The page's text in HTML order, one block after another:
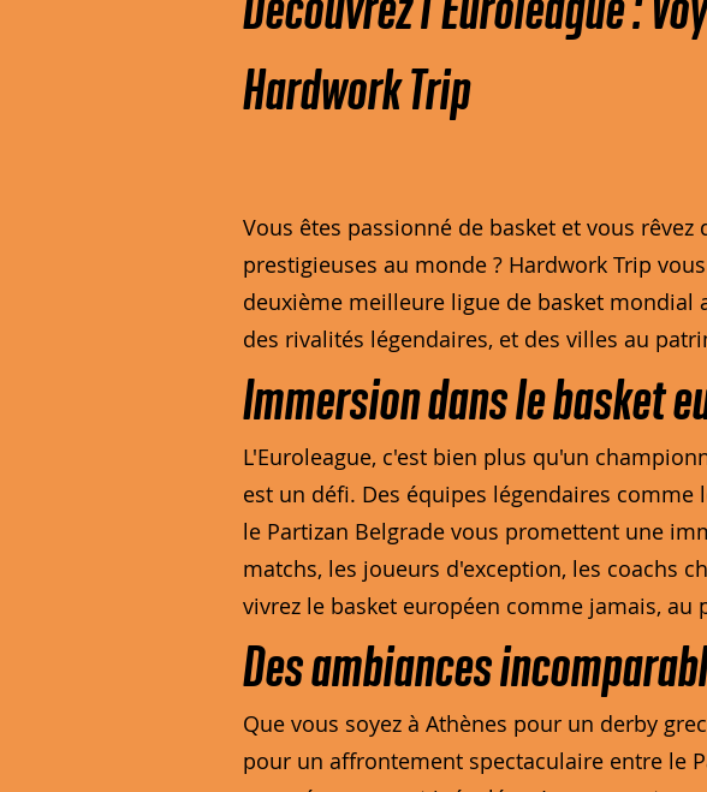
Hardwork Trip
Vous êtes passionné de basket et vous
prestigieuses au monde ? Hardwork Trip
deuxième meilleure ligue de basket mondial
des rivalités légendaires, et des villes au
Immersion dans le basket
L'Euroleague, c'est bien plus qu'un
est un défi. Des équipes légendaires comme
le Partizan Belgrade vous promettent une
matchs, les joueurs d'exception, les coachs
vivrez le basket européen comme jamais, au
Des ambiances
Que vous soyez à Athènes pour un derby
pour un affrontement spectaculaire entre le